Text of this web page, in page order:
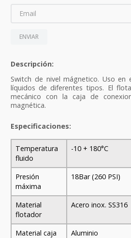
ENVIAR
Switch de nivel mágnetico. Uso en
líquidos de diferentes tipos. El
mecánico con la caja de
magnética.
Especificaciones:
Temperatura
fluido
-10 + 180°C
Presión
máxima
18Bar (260 PSI)
Material
flotador
Acero inox. SS316
Material caja
Aluminio